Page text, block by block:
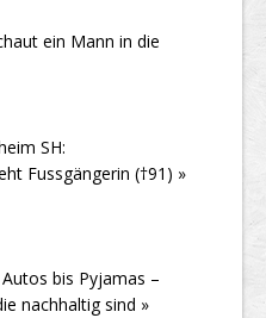
ein Mann in die
SH:
Fussgängerin (†91) »
bis Pyjamas –
nachhaltig sind »